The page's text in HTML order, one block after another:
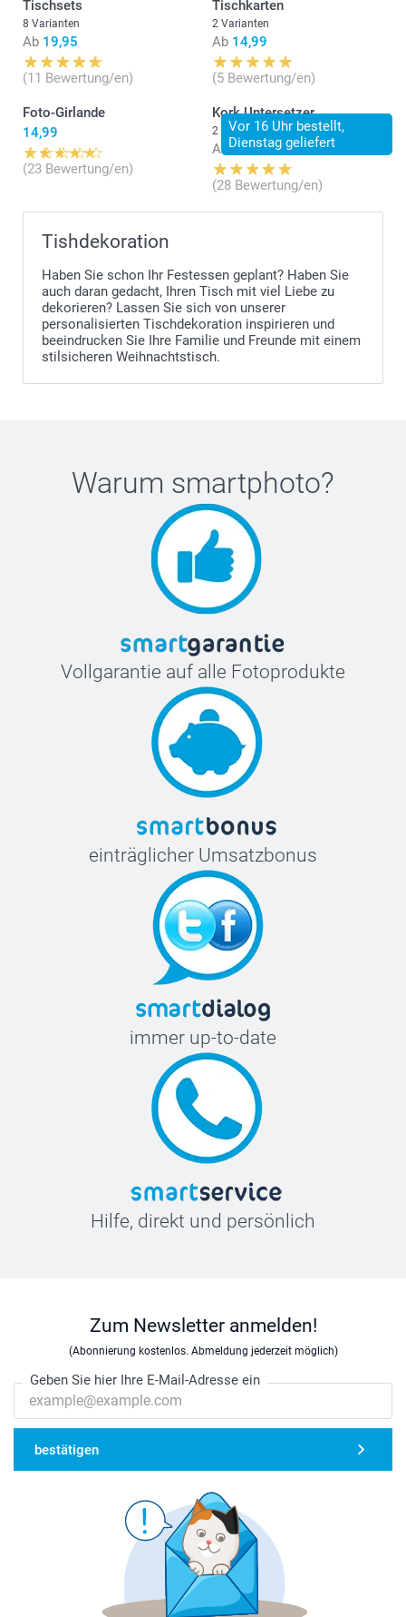
Tischsets
8 Varianten
Ab 19,95
(11 Bewertung/en)
Tischkarten
2 Varianten
Ab 14,99
(5 Bewertung/en)
Foto-Girlande
14,99
(23 Bewertung/en)
Vor 16 Uhr bestellt,
Dienstag geliefert
Kork Untersetzer
2 Varianten
Ab 29,95
(28 Bewertung/en)
Tishdekoration
Haben Sie schon Ihr Festessen geplant? Haben Sie
auch daran gedacht, Ihren Tisch mit viel Liebe zu
dekorieren? Lassen Sie sich von unserer
personalisierten Tischdekoration inspirieren und
beeindrucken Sie Ihre Familie und Freunde mit einem
stilsicheren Weihnachtstisch.
Warum smartphoto?
Vollgarantie auf alle Fotoprodukte
einträglicher Umsatzbonus
immer up-to-date
Hilfe, direkt und persönlich
Zum Newsletter anmelden!
(Abonnierung kostenlos. Abmeldung jederzeit möglich)
Geben Sie hier Ihre E-Mail-Adresse ein
bestätigen